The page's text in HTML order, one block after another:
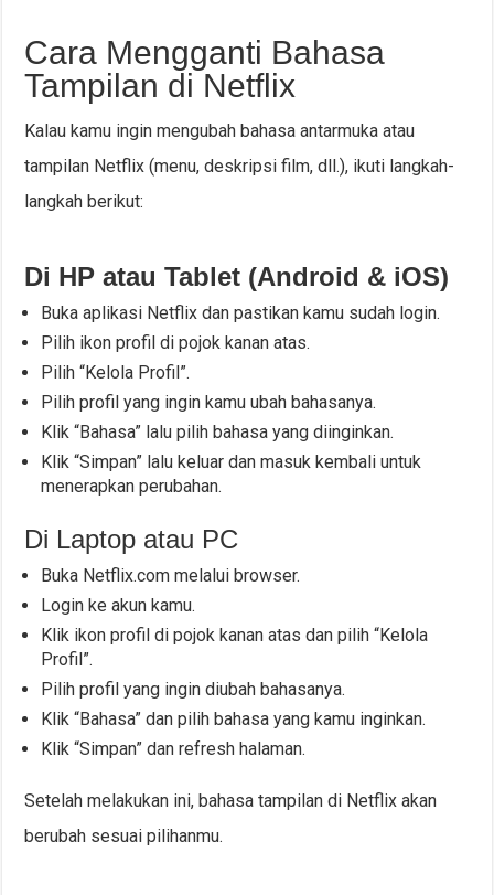
Cara Mengganti Bahasa
Tampilan di Netflix
Kalau kamu ingin mengubah bahasa antarmuka atau
tampilan Netflix (menu, deskripsi film, dll.), ikuti langkah-
langkah berikut:
Di HP atau Tablet (Android & iOS)
Buka aplikasi Netflix dan pastikan kamu sudah login.
Pilih ikon profil di pojok kanan atas.
Pilih “Kelola Profil”.
Pilih profil yang ingin kamu ubah bahasanya.
Klik “Bahasa” lalu pilih bahasa yang diinginkan.
Klik “Simpan” lalu keluar dan masuk kembali untuk
menerapkan perubahan.
Di Laptop atau PC
Buka Netflix.com melalui browser.
Login ke akun kamu.
Klik ikon profil di pojok kanan atas dan pilih “Kelola
Profil”.
Pilih profil yang ingin diubah bahasanya.
Klik “Bahasa” dan pilih bahasa yang kamu inginkan.
Klik “Simpan” dan refresh halaman.
Setelah melakukan ini, bahasa tampilan di Netflix akan
berubah sesuai pilihanmu.